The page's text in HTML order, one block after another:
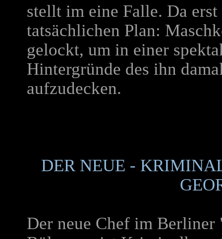
stellt im eine Falle. Da
tatsächlichen Plan:
gelockt, um in einer
Hintergründe des ihn
aufzudecken.
DER NEUE -
Der neue Chef im